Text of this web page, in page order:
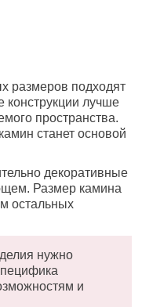
размеров подходят
конструкции лучше
пространства.
станет основой
декоративные
Размер камина
остальных
нужно
и